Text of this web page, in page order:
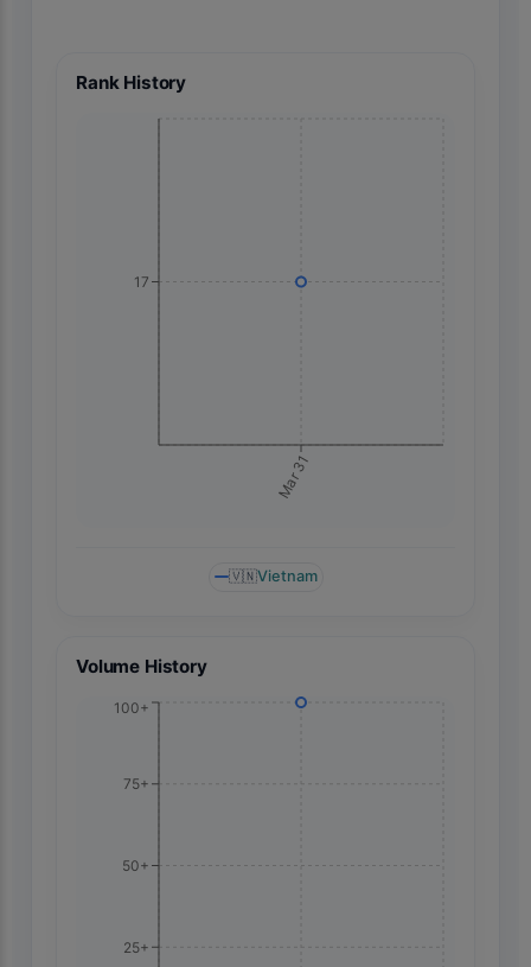
Rank History
Mar 31
17
🇻🇳Vietnam
Volume History
25+
50+
75+
100+